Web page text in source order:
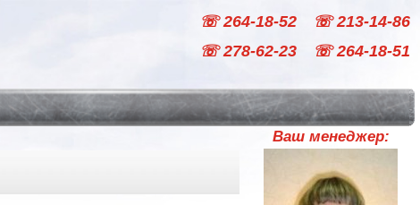
☏ 264-18-52
☏ 213-14-86
☏ 278-62-23
☏ 264-18-51
Ваш менеджер: